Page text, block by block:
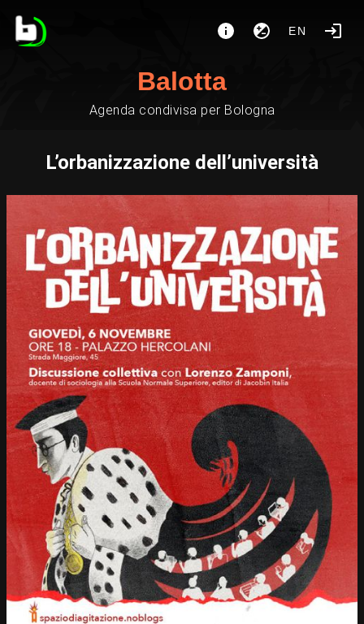
EN
Balotta
Agenda condivisa per Bologna
L’orbanizzazione dell’università